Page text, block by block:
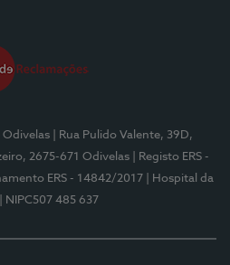
Odivelas
| Rua Pulido Valente, 39D,
2675-671 Odivelas
| Registo ERS -
ERS - 14842/2017
| Hospital da
| NIPC507 485 637